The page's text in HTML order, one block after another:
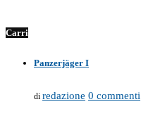
Carri
Panzerjäger I
di redazione 0 commenti